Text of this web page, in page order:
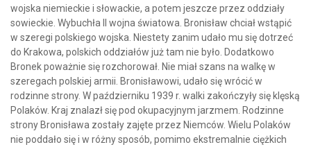
wojska niemieckie i słowackie, a potem jeszcze przez oddziały
sowieckie. Wybuchła II wojna światowa. Bronisław chciał wstąpić
w szeregi polskiego wojska. Niestety zanim udało mu się dotrzeć
do Krakowa, polskich oddziałów już tam nie było. Dodatkowo
Bronek poważnie się rozchorował. Nie miał szans na walkę w
szeregach polskiej armii. Bronisławowi, udało się wrócić w
rodzinne strony. W październiku 1939 r. walki zakończyły się klęską
Polaków. Kraj znalazł się pod okupacyjnym jarzmem. Rodzinne
strony Bronisława zostały zajęte przez Niemców. Wielu Polaków
nie poddało się i w różny sposób, pomimo ekstremalnie ciężkich